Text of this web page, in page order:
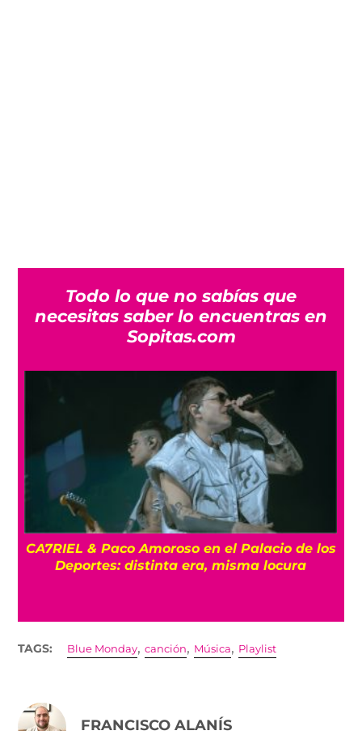
Todo lo que no sabías que
necesitas saber lo encuentras en
Sopitas.com
CA7RIEL & Paco Amoroso en el Palacio de los
Deportes: distinta era, misma locura
TAGS: Blue Monday,canción, Música, Playlist
FRANCISCO ALANÍS